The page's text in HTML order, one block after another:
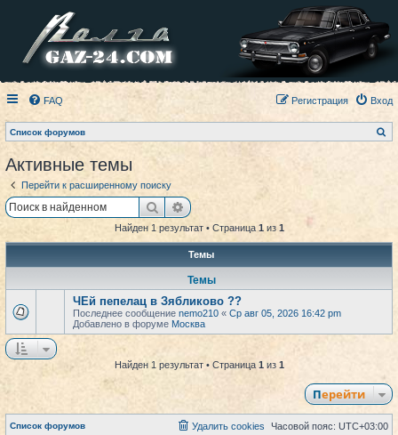
FAQ Вход
Регистрация
Список форумов
о
Активные темы
Перейти к расширенному поиску
ПоискРасширенный поиск
Найден 1 результат • Страница 1из 1
Темы
Темы
ЧЕй пепелац в Зябликово ??
Последнее сообщение nemo210 « Ср авг 05, 2026 16:42 pm
Добавлено в форуме Москва
Найден 1 результат • Страница 1из 1
Перейти
Список форумов Часовой пояс: UTC+03:00
Удалить cookies